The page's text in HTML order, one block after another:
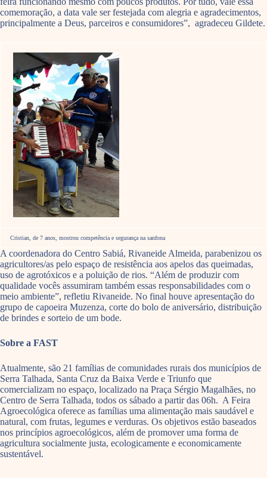
comemoração, a data vale ser festejada com alegria e agradecimentos,
principalmente a Deus, parceiros e consumidores”, agradeceu Gildete.
Cristian, de 7 anos, mostrou competência e segurança na sanfona
A coordenadora do Centro Sabiá, Rivaneide Almeida, parabenizou os
agricultores/as pelo espaço de resistência aos apelos das queimadas,
uso de agrotóxicos e a poluição de rios. “Além de produzir com
qualidade vocês assumiram também essas responsabilidades com o
meio ambiente”, refletiu Rivaneide. No final houve apresentação do
grupo de capoeira Muzenza, corte do bolo de aniversário, distribuição
de brindes e sorteio de um bode.
Sobre a FAST
Atualmente, são 21 famílias de comunidades rurais dos municípios de
Serra Talhada, Santa Cruz da Baixa Verde e Triunfo que
comercializam no espaço, localizado na Praça Sérgio Magalhães, no
Centro de Serra Talhada, todos os sábado a partir das 06h. A Feira
Agroecológica oferece as famílias uma alimentação mais saudável e
natural, com frutas, legumes e verduras. Os objetivos estão baseados
nos princípios agroecológicos, além de promover uma forma de
agricultura socialmente justa, ecologicamente e economicamente
sustentável.